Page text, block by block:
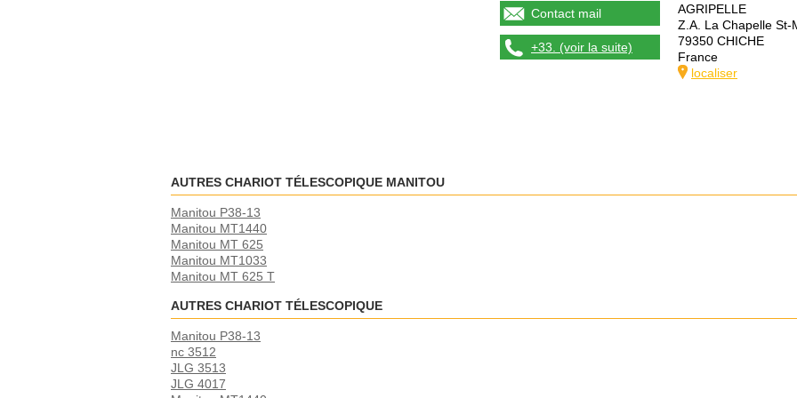
Contact mail
+33. (voir la suite)
AGRIPELLE
Z.A. La Chapelle St-
79350 CHICHE
France
localiser
AUTRES CHARIOT TÉLESCOPIQUE MANITOU
Manitou P38-13
Manitou MT1440
Manitou MT 625
Manitou MT1033
Manitou MT 625 T
AUTRES CHARIOT TÉLESCOPIQUE
Manitou P38-13
nc 3512
JLG 3513
JLG 4017